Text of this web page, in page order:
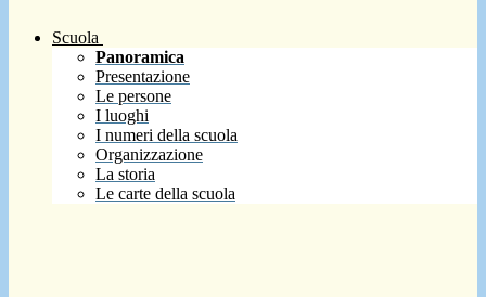
Scuola
Panoramica
Presentazione
Le persone
I luoghi
I numeri della scuola
Organizzazione
La storia
Le carte della scuola